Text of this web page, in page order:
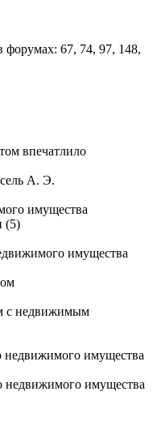
впечатлило
А. Э.
имущества
(5)
имущества
с недвижимым
недвижимого имущества
недвижимого имущества